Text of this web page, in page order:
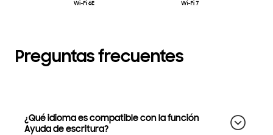
Preguntas frecuentes
¿Qué idioma es compatible con la función
Ayuda de escritura?